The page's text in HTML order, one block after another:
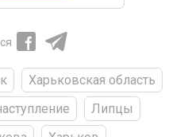
Харьковская область
Липцы